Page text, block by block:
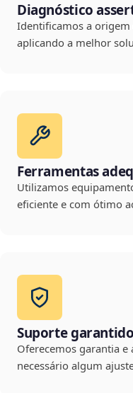
Diagnóstico
Identificamos a
aplicando a melhor
Ferramentas
Utilizamos
eficiente e com ótimo
Suporte garantido
Oferecemos garantia e
necessário algum